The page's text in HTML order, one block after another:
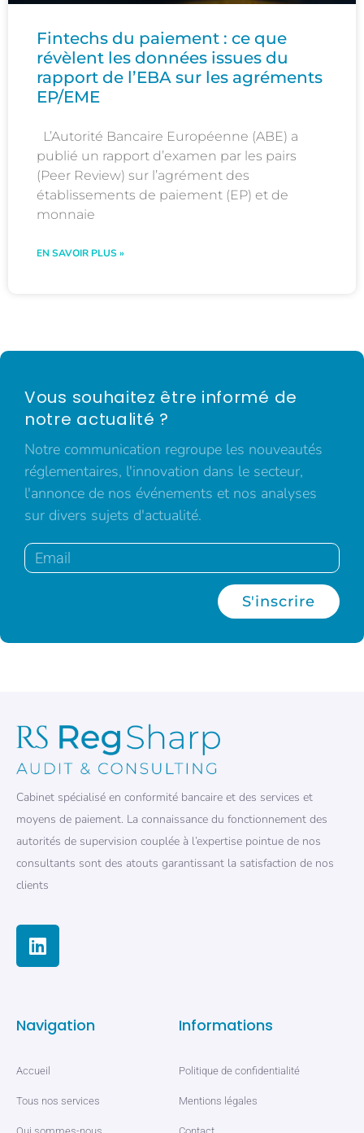
Fintechs du paiement : ce que
révèlent les données issues du
rapport de l’EBA sur les agréments
EP/EME
L’Autorité Bancaire Européenne (ABE) a
publié un rapport d’examen par les pairs
(Peer Review) sur l’agrément des
établissements de paiement (EP) et de
monnaie
EN SAVOIR PLUS »
Vous souhaitez être informé de
notre actualité ?
Notre communication regroupe les nouveautés
réglementaires, l'innovation dans le secteur,
l'annonce de nos événements et nos analyses
sur divers sujets d'actualité.
S'inscrire
Cabinet spécialisé en conformité bancaire et des services et
moyens de paiement. La connaissance du fonctionnement des
autorités de supervision couplée à l’expertise pointue de nos
consultants sont des atouts garantissant la satisfaction de nos
clients
Navigation
Accueil
Tous nos services
Informations
Politique de confidentialité
Mentions légales